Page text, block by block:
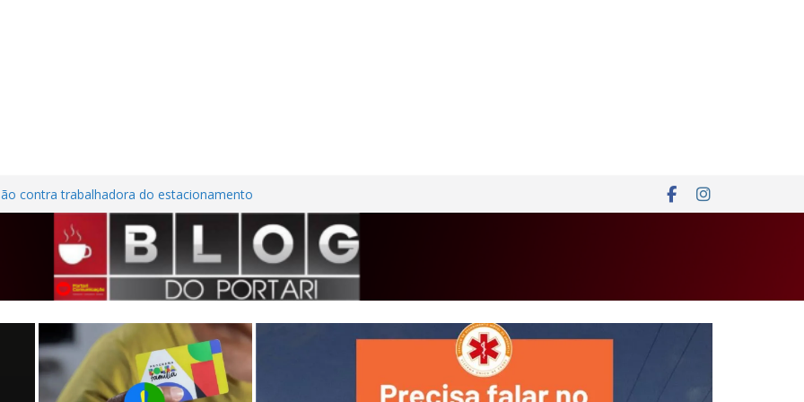
contra trabalhadora do estacionamento
em Frutal
Nordestina
casa desabitada e furtam bicicleta,
no Centro de Frutal
em investimentos, obras de melhoria
seguem em ritmo avançado